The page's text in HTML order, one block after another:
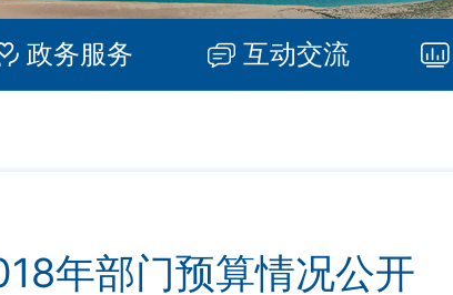
政务服务 互动交流
年部门预算情况公开